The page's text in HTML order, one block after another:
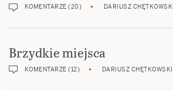
KOMENTARZE (20) DARIUSZ CHĘTKOWSKI
Brzydkie miejsca
KOMENTARZE (12) DARIUSZ CHĘTKOWSKI